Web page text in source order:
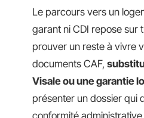
Le parcours vers un
garant ni CDI repose sur
prouver un reste à vivre
documents CAF,
Visale ou une garantie
présenter un dossier qui